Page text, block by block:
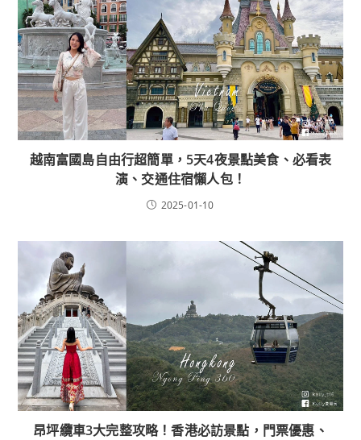
越南富國島自由行超簡單，5天4夜景點美食、必看表
演、交通住宿懶人包！
2025-01-10
昂坪纜車3大完整攻略！香港必訪景點，門票優惠、